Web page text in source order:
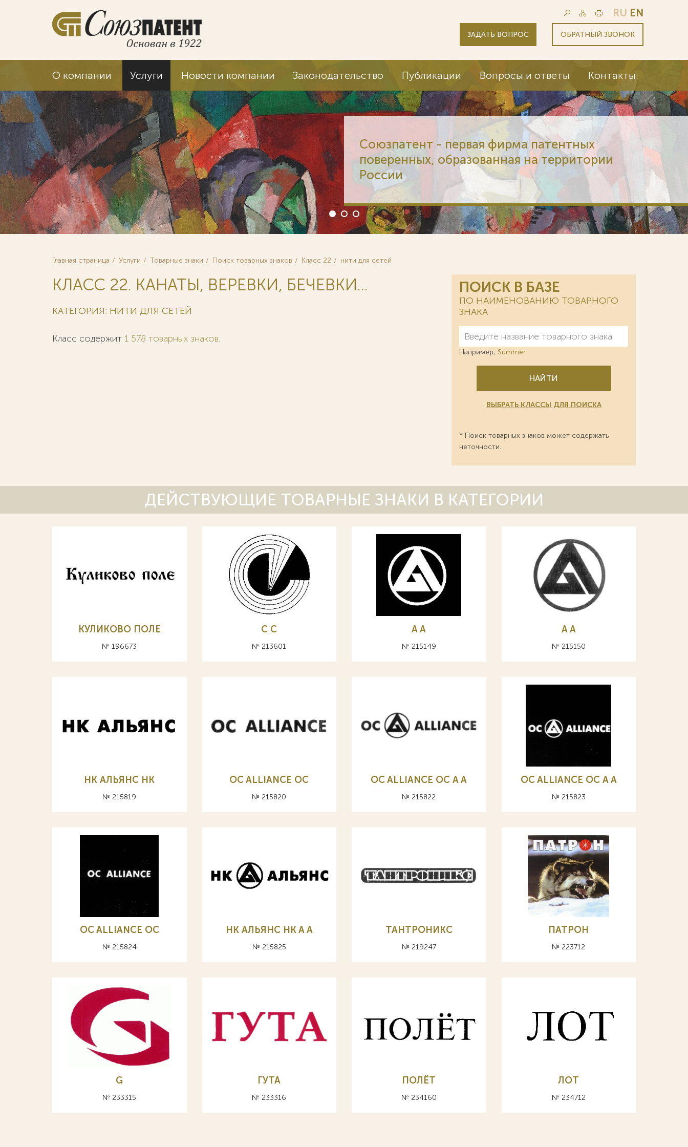
RU EN
ЗАДАТЬ ВОПРОС ОБРАТНЫЙ ЗВОНОК
О компании Услуги Новости компании Законодательство Публикации Вопросы и ответы Контакты
Союзпатент - первая фирма патентных
поверенных, образованная на территории
России
Главная страница Услуги Товарные знаки Поиск товарных знаков Класс 22 нити для сетей
КЛАСС 22. КАНАТЫ, ВЕРЕВКИ, БЕЧЕВКИ...
КАТЕГОРИЯ: НИТИ ДЛЯ СЕТЕЙ
Класс содержит 1 578 товарных знаков.
ПОИСК В БАЗЕ
ПО НАИМЕНОВАНИЮ ТОВАРНОГО
ЗНАКА
Например, Summer
НАЙТИ
ВЫБРАТЬ КЛАССЫ ДЛЯ ПОИСКА
* Поиск товарных знаков может содержать
неточности.
ДЕЙСТВУЮЩИЕ ТОВАРНЫЕ ЗНАКИ В КАТЕГОРИИ
КУЛИКОВО ПОЛЕ
№ 196673
С C
№ 213601
A А
№ 215149
A А
№ 215150
НК АЛЬЯНС HK
№ 215819
OC ALLIANCE ОС
№ 215820
OC ALLIANCE ОС A А
№ 215822
OC ALLIANCE ОС A А
№ 215823
OC ALLIANCE ОС
№ 215824
НК АЛЬЯНС HK A А
№ 215825
ТАНТРОНИКС
№ 219247
ПАТРОН
№ 223712
G
№ 233315
ГУТА
№ 233316
ПОЛЁТ
№ 234160
ЛОТ
№ 234712